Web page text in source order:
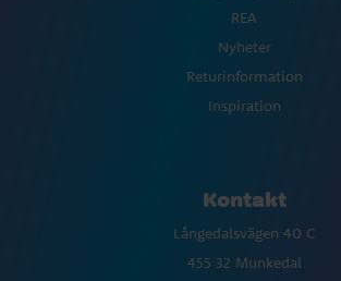
REA
Nyheter
Returinformation
Inspiration
Kontakt
Långedalsvägen 40 C
455 32 Munkedal